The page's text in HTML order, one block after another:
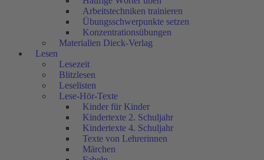
Arbeitstechniken trainieren
Übungsschwerpunkte setzen
Konzentrationsübungen
Materialien Dieck-Verlag
Lesen
Lesezeit
Blitzlesen
Leselisten
Lese-Hör-Texte
Kinder für Kinder
Kindertexte 2. Schuljahr
Kindertexte 4. Schuljahr
Texte von Lehrerinnen
Märchen